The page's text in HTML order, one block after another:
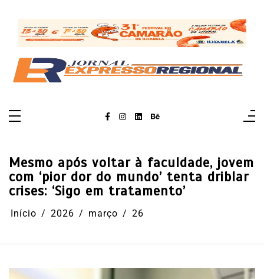
conteúdo
Mesmo após voltar à faculdade, jovem
com ‘pior dor do mundo’ tenta driblar
crises: ‘Sigo em tratamento’
Início 2026 março 26